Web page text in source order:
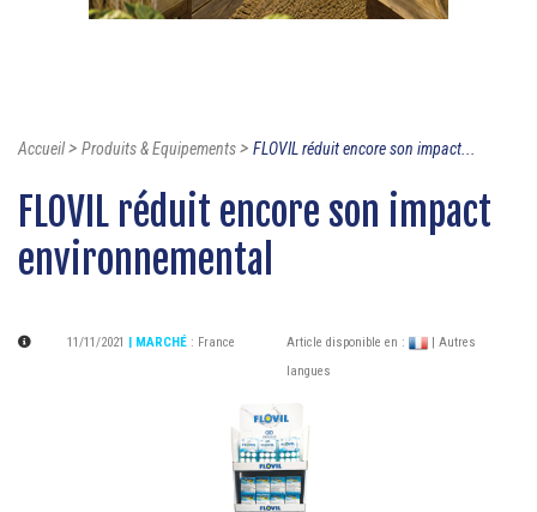
Accueil> Produits & Equipements> FLOVIL réduit encore son impact...
FLOVIL réduit encore son impact
environnemental
11/11/2021 | MARCHÉ : France Article disponible en :
| Autres
langues